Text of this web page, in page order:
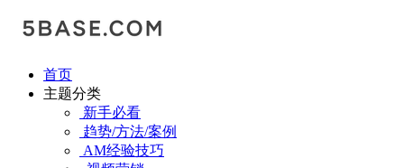
首页
主题分类
新手必看
趋势/方法/案例
AM经验技巧